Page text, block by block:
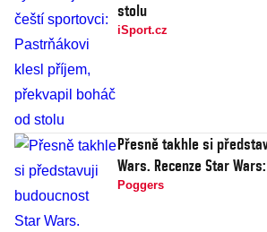
stolu
iSport.cz
Přesně takhle si
Wars. Recenze Star
Poggers